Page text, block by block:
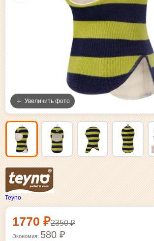
Увеличить фото
Teyno
Выбор размера и
2350 ₽
1770 ₽
Экономия: 580 ₽